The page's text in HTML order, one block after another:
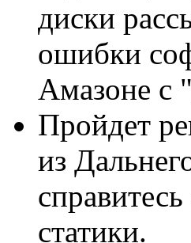
диски
ошибки
Амазоне с
Пройдет
из
статики.